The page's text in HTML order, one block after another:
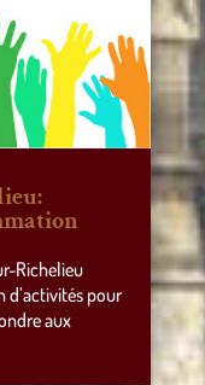
Richelieu
pour
aux